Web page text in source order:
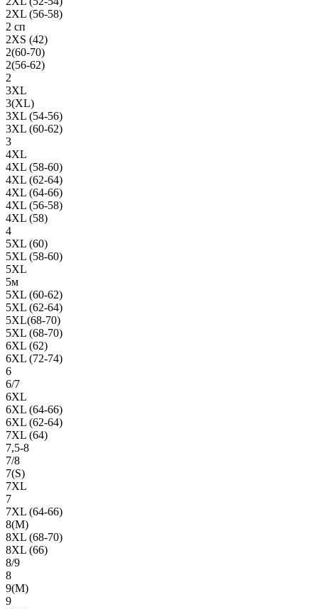
2XL (56-58)
2 сп
2XS (42)
2(60-70)
2(56-62)
2
3XL
3(XL)
3XL (54-56)
3XL (60-62)
3
4XL
4XL (58-60)
4XL (62-64)
4XL (64-66)
4XL (56-58)
4XL (58)
4
5XL (60)
5XL (58-60)
5XL
5м
5XL (60-62)
5XL (62-64)
5XL(68-70)
5XL (68-70)
6XL (62)
6XL (72-74)
6
6/7
6XL
6XL (64-66)
6XL (62-64)
7XL (64)
7,5-8
7/8
7(S)
7XL
7
7XL (64-66)
8(М)
8XL (68-70)
8XL (66)
8/9
8
9(М)
9